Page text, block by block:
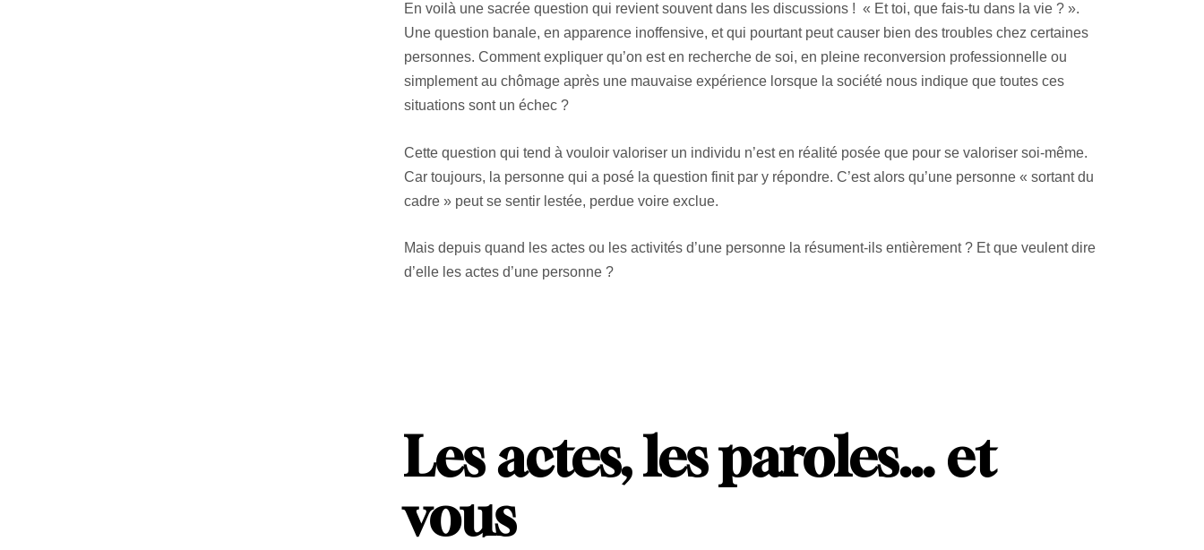
En voilà une sacrée question qui revient souvent dans les discussions ! « Et toi, que fais-tu dans la vie ? ».
Une question banale, en apparence inoffensive, et qui pourtant peut causer bien des troubles chez certaines
personnes. Comment expliquer qu’on est en recherche de soi, en pleine reconversion professionnelle ou
simplement au chômage après une mauvaise expérience lorsque la société nous indique que toutes ces
situations sont un échec ?
Cette question qui tend à vouloir valoriser un individu n’est en réalité posée que pour se valoriser soi-même.
Car toujours, la personne qui a posé la question finit par y répondre. C’est alors qu’une personne « sortant du
cadre » peut se sentir lestée, perdue voire exclue.
Mais depuis quand les actes ou les activités d’une personne la résument-ils entièrement ? Et que veulent dire
d’elle les actes d’une personne ?
Les actes, les paroles… et
vous